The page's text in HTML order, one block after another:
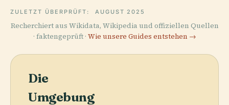
ZULETZT ÜBERPRÜFT: AUGUST 2025
Recherchiert aus Wikidata, Wikipedia und offiziellen Quellen
· faktengeprüft · Wie unsere Guides entstehen →
Die
Umgebung